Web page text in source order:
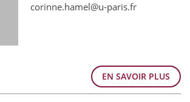
corinne.hamel@u-paris.fr
EN SAVOIR PLUS